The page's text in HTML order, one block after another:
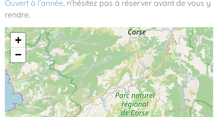
Ouvert à l’année , n’hésitez pas à réserver avant de vous y
rendre.
+
−